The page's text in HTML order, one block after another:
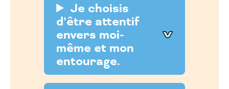
Je choisis
d’être attentif
envers moi-
même et mon
entourage.